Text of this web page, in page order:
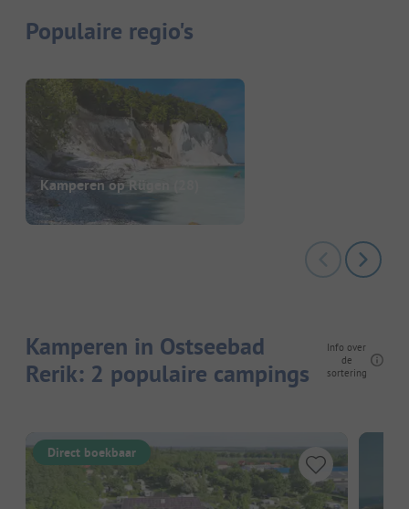
Populaire regio's
Kamperen op Rügen
Kamperen in Ostseebad
Rerik: 2 populaire campings
Info over
de
sortering
Direct boekbaar